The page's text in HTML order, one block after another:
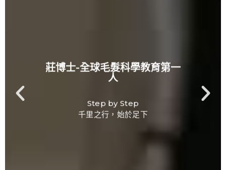
莊博士-全球毛髮科學教育第一
人
Step by Step
千里之行，始於足下